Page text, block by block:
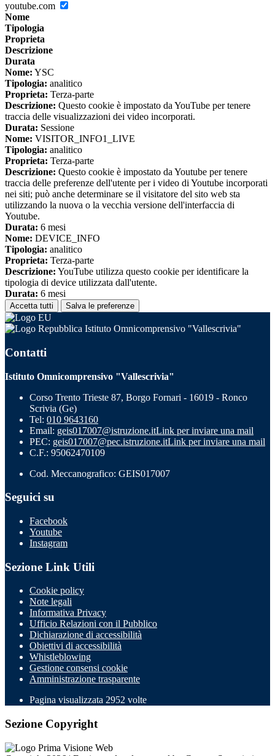
youtube.com
Nome
Tipologia
Proprieta
Descrizione
Durata
Nome: YSC
Tipologia: analitico
Proprieta: Terza-parte
Descrizione: Questo cookie è impostato da YouTube per tenere
traccia delle visualizzazioni dei video incorporati.
Durata: Sessione
Nome: VISITOR_INFO1_LIVE
Tipologia: analitico
Proprieta: Terza-parte
Descrizione: Questo cookie è impostato da Youtube per tenere
traccia delle preferenze dell'utente per i video di Youtube incorporati
nei siti; può anche determinare se il visitatore del sito web sta
utilizzando la nuova o la vecchia versione dell'interfaccia di
Youtube.
Durata: 6 mesi
Nome: DEVICE_INFO
Tipologia: analitico
Proprieta: Terza-parte
Descrizione: YouTube utilizza questo cookie per identificare la
tipologia di device utilizzata dall'utente.
Durata: 6 mesi
Accetta tutti Salva le preferenze
Istituto Omnicomprensivo "Vallescrivia"
Contatti
Istituto Omnicomprensivo "Vallescrivia"
Corso Trento Trieste 87, Borgo Fornari - 16019 - Ronco
Scrivia (Ge)
Tel: 010 9643160
Email: geis017007@istruzione.itLink per inviare una mail
PEC: geis017007@pec.istruzione.itLink per inviare una mail
C.F.: 95062470109
Cod. Meccanografico: GEIS017007
Seguici su
Facebook
Youtube
Instagram
Sezione Link Utili
Cookie policy
Note legali
Informativa Privacy
Ufficio Relazioni con il Pubblico
Dichiarazione di accessibilità
Obiettivi di accessibilità
Whistleblowing
Gestione consensi cookie
Amministrazione trasparente
Pagina visualizzata 2952 volte
Sezione Copyright